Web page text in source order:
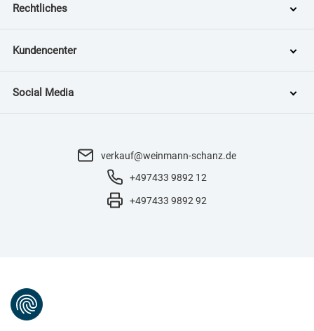
Rechtliches
Kundencenter
Social Media
verkauf@weinmann-schanz.de
+497433 9892 12
+497433 9892 92